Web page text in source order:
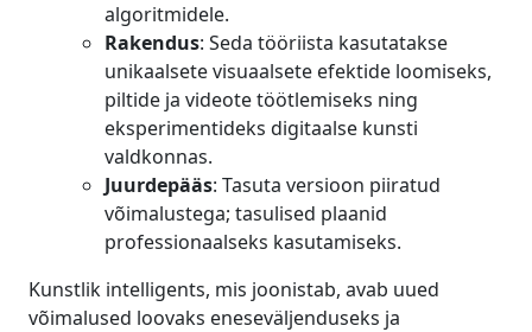
algoritmidele.
Rakendus: Seda tööriista kasutatakse
unikaalsete visuaalsete efektide loomiseks,
piltide ja videote töötlemiseks ning
eksperimentideks digitaalse kunsti
valdkonnas.
Juurdepääs: Tasuta versioon piiratud
võimalustega; tasulised plaanid
professionaalseks kasutamiseks.
Kunstlik intelligents, mis joonistab, avab uued
võimalused loovaks eneseväljenduseks ja